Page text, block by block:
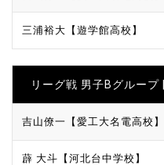
三浦裕大【遊学館高校】
リーグ戦 男子Bグルー
吉山僚一【愛工大名電高校】
薜 大斗【河北台中学校】